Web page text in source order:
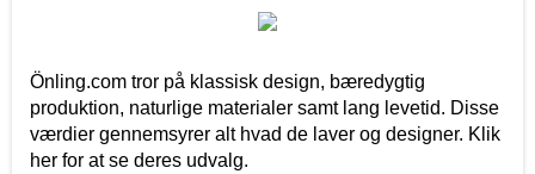
Önling.com tror på klassisk design, bæredygtig
produktion, naturlige materialer samt lang levetid. Disse
værdier gennemsyrer alt hvad de laver og designer. Klik
her for at se deres udvalg.